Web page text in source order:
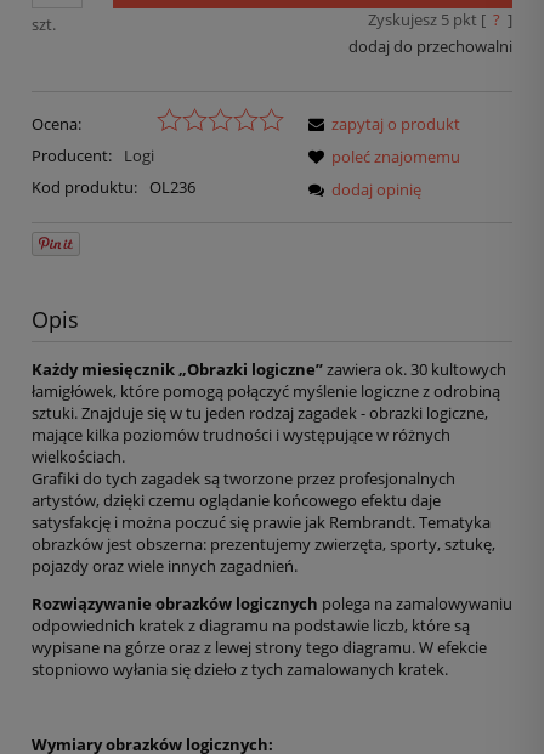
szt. Zyskujesz 5pkt [ ? ]
dodaj do przechowalni
Ocena:
Producent:
Logi
Kod produktu:
OL236
zapytaj o produkt
poleć znajomemu
dodaj opinię
Opis
Każdy miesięcznik „Obrazki logiczne”zawiera ok. 30 kultowych
łamigłówek, które pomogą połączyć myślenie logiczne z odrobiną
sztuki. Znajduje się w tu jeden rodzaj zagadek - obrazki logiczne,
mające kilka poziomów trudności i występujące w różnych
wielkościach.
Grafiki do tych zagadek są tworzone przez profesjonalnych
artystów, dzięki czemu oglądanie końcowego efektu daje
satysfakcję i można poczuć się prawie jak Rembrandt. Tematyka
obrazków jest obszerna: prezentujemy zwierzęta, sporty, sztukę,
pojazdy oraz wiele innych zagadnień.
Rozwiązywanie obrazków logicznych polega na zamalowywaniu
odpowiednich kratek z diagramu na podstawie liczb, które są
wypisane na górze oraz z lewej strony tego diagramu. W efekcie
stopniowo wyłania się dzieło z tych zamalowanych kratek.
Wymiary obrazków logicznych: